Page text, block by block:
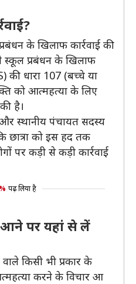
के खिलाफ कार्रवाई की
प्रबंधन के खिलाफ
की धारा 107 (बच्चे या
को आत्महत्या के लिए
है।
स्थानीय पंचायत सदस्य
छात्रा को इस हद तक
पर कड़ी से कड़ी कार्रवाई
पढ़ लिया है
आने पर यहां से लें
किसी भी प्रकार के
करने के विचार आ